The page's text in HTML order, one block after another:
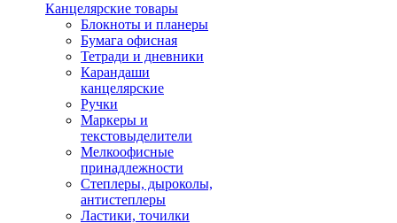
Канцелярские товары
Блокноты и планеры
Бумага офисная
Тетради и дневники
Карандаши
канцелярские
Ручки
Маркеры и
текстовыделители
Мелкоофисные
принадлежности
Степлеры, дыроколы,
антистеплеры
Ластики, точилки